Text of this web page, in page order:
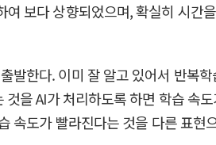
보다 상향되었으며, 확실히 시간
한다. 이미 잘 알고 있어서 반복
을 AI가 처리하도록 하면 학습 속
속도가 빨라진다는 것을 다른 표